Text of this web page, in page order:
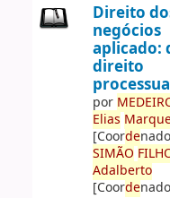
Direito
negócios
aplicado:
direito
por MEDE
Elias
[Coorde
SIMÃO
Adalberto
[Coorde